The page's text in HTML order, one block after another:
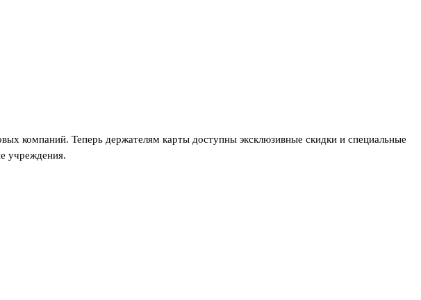
компаний. Теперь держателям карты доступны эксклюзивные скидки и специальные
учреждения.